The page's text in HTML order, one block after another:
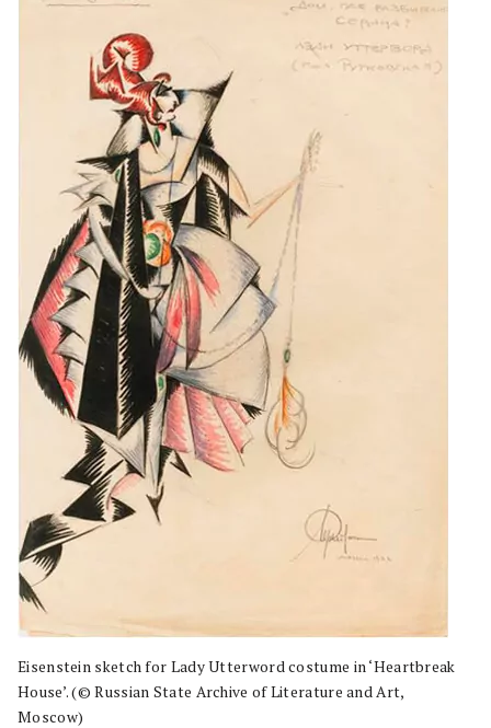
Eisenstein sketch for Lady Utterword costume in ‘Heartbreak
House’. (© Russian State Archive of Literature and Art,
Moscow)